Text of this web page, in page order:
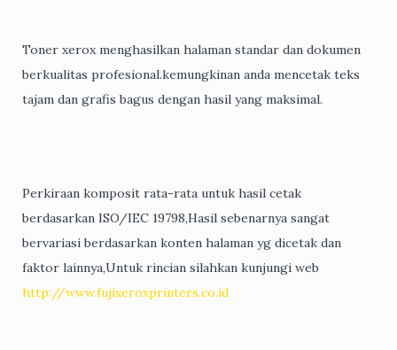
Toner xerox menghasilkan halaman standar dan dokumen
berkualitas profesional.kemungkinan anda mencetak teks
tajam dan grafis bagus dengan hasil yang maksimal.
Perkiraan komposit rata-rata untuk hasil cetak
berdasarkan ISO/IEC 19798,Hasil sebenarnya sangat
bervariasi berdasarkan konten halaman yg dicetak dan
faktor lainnya,Untuk rincian silahkan kunjungi web
http://www.fujixeroxprinters.co.id